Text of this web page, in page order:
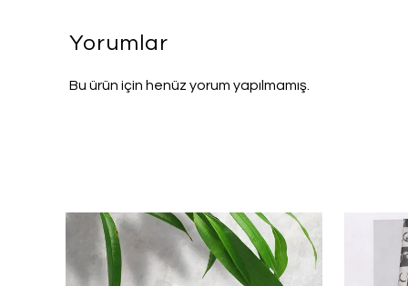
Yorumlar
Bu ürün için henüz yorum yapılmamış.